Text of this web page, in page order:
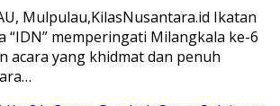
Mulpulau,KilasNusantara.id Ikatan
“IDN” memperingati Milangkala ke-6
acara yang khidmat dan penuh